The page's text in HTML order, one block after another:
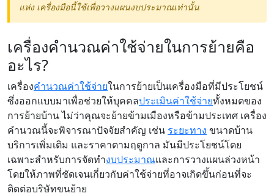
แห่ง เครื่องมือนี้ใช้เพื่อวางแผนงบประมาณเท่านั้น
เครื่องคำนวณค่าใช้จ่ายในการย้ายคือ
อะไร?
เครื่องคำนวณค่าใช้จ่ายในการย้ายเป็นเครื่องมือที่มีประโยชน์
ซึ่งออกแบบมาเพื่อช่วยให้บุคคลประเมินค่าใช้จ่ายทั้งหมดของ
การย้ายบ้าน ไม่ว่าคุณจะย้ายข้ามเมืองหรือข้ามประเทศ เครื่อง
คำนวณนี้จะพิจารณาปัจจัยสำคัญ เช่น ระยะทาง ขนาดบ้าน
บริการเพิ่มเติม และราคาตามฤดูกาล มันมีประโยชน์โดย
เฉพาะสำหรับการจัดทำงบประมาณและการวางแผนล่วงหน้า
โดยให้ภาพที่ชัดเจนเกี่ยวกับค่าใช้จ่ายที่อาจเกิดขึ้นก่อนที่จะ
ติดต่อบริษัทขนย้าย